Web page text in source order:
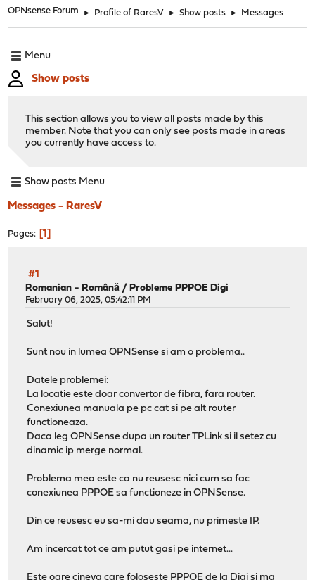
OPNsense Forum ► Profile of RaresV ► Show posts ► Messages
Menu
Show posts
This section allows you to view all posts made by this
member. Note that you can only see posts made in areas
you currently have access to.
Show posts Menu
Messages - RaresV
Pages 1
#1
Romanian - Română / Probleme PPPOE Digi
February 06, 2025, 05:42:11 PM
Salut!
Sunt nou in lumea OPNSense si am o problema..
Datele problemei:
La locatie este doar convertor de fibra, fara router.
Conexiunea manuala pe pc cat si pe alt router
functioneaza.
Daca leg OPNSense dupa un router TPLink si il setez cu
dinamic ip merge normal.
Problema mea este ca nu reusesc nici cum sa fac
conexiunea PPPOE sa functioneze in OPNSense.
Din ce reusesc eu sa-mi dau seama, nu primeste IP.
Am incercat tot ce am putut gasi pe internet...
Este oare cineva care foloseste PPPOE de la Digi si ma